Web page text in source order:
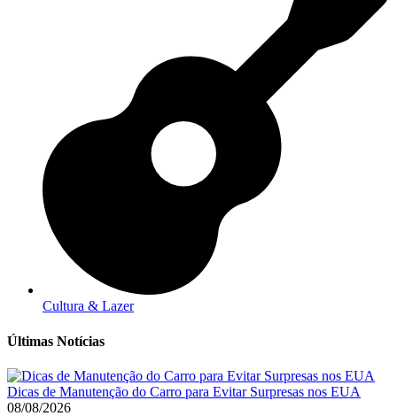
Cultura & Lazer
Últimas Notícias
Dicas de Manutenção do Carro para Evitar Surpresas nos EUA
08/08/2026